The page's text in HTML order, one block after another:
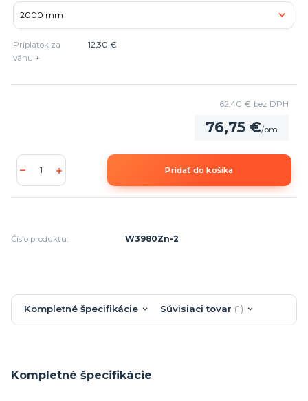
Príplatok za
váhu +
12,30 €
76,75 €/bm
62,40 € bez DPH
Pridať do košíka
Číslo produktu: W3980Zn-2
Kompletné špecifikácie Súvisiaci tovar 1
Kompletné špecifikácie